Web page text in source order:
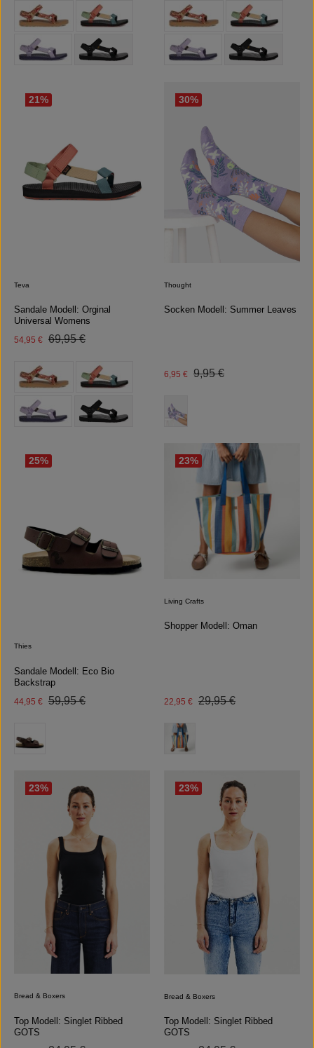
Farbe auswählen
(Diese Option ist zurzeit nicht verfügbar.)
Farbe auswählen
(Diese Option
21%
Teva
Sandale Modell: Orginal
Universal Womens
Verkaufspreis:
54,95 € Regulärer Preis:
69,95 €
Farbe auswählen
(Diese Option ist zurzeit nicht verfügbar.)
30%
Thought
Socken Modell: Summer Leaves
Verkaufspreis:
6,95 € Regulärer Preis:
9,95 €
Farbe
25%
Thies
Sandale Modell: Eco Bio
Backstrap
Verkaufspreis:
44,95 € Regulärer Preis:
59,95 €
23%
Living Crafts
Shopper Modell: Oman
Verkaufspreis:
22,95 € Regulärer Preis:
29,95 €
Farbe
23%
Bread & Boxers
Top Modell: Singlet Ribbed
GOTS
23%
Bread & Boxers
Top Modell: Singlet Ribbed
GOTS